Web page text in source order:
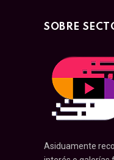
SOBRE
Asiduamente